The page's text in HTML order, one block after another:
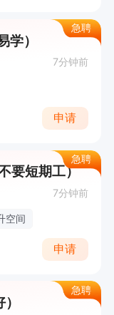
急聘
）
7分钟前
申请
急聘
要短期工）
7分钟前
空间
申请
急聘